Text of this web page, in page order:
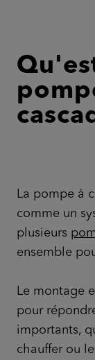
La pompe à
comme un
plusieurs
ensemble
Le montage
pour
importants,
chauffer ou